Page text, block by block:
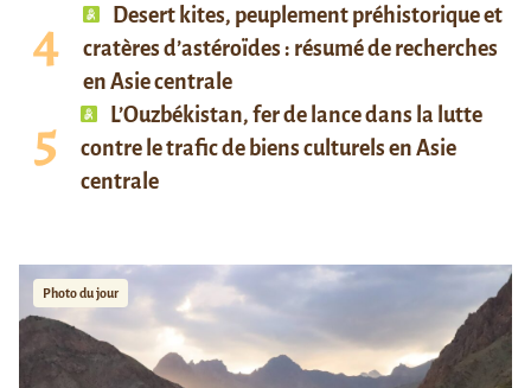
Desert kites, peuplement préhistorique et
cratères d’astéroïdes : résumé de recherches
en Asie centrale
L’Ouzbékistan, fer de lance dans la lutte
contre le trafic de biens culturels en Asie
centrale
Photo du jour